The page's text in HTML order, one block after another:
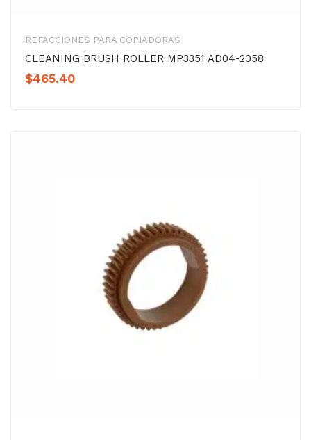
REFACCIONES PARA COPIADORAS
CLEANING BRUSH ROLLER MP3351 AD04-2058
$465.40